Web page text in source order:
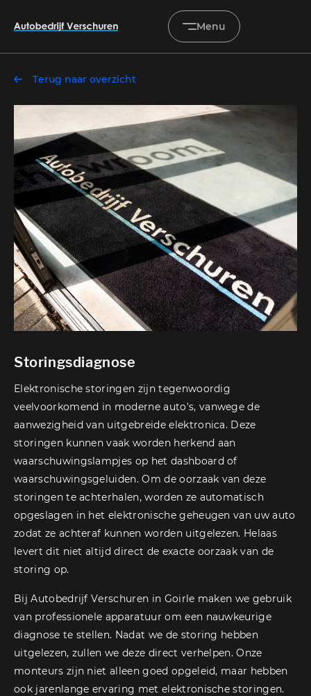
Menu
Occasions
Diensten
Onderhoud & service
Verkocht
Over ons
Contact
Terug naar overzicht
Storingsdiagnose
Elektronische storingen zijn tegenwoordig
veelvoorkomend in moderne auto's, vanwege de
aanwezigheid van uitgebreide elektronica. Deze
storingen kunnen vaak worden herkend aan
waarschuwingslampjes op het dashboard of
waarschuwingsgeluiden. Om de oorzaak van deze
storingen te achterhalen, worden ze automatisch
opgeslagen in het elektronische geheugen van uw auto
zodat ze achteraf kunnen worden uitgelezen. Helaas
levert dit niet altijd direct de exacte oorzaak van de
storing op.
Bij Autobedrijf Verschuren in Goirle maken we gebruik
van professionele apparatuur om een nauwkeurige
diagnose te stellen. Nadat we de storing hebben
uitgelezen, zullen we deze direct verhelpen. Onze
monteurs zijn niet alleen goed opgeleid, maar hebben
ook jarenlange ervaring met elektronische storingen.